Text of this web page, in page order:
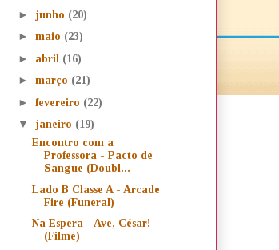
► junho (20)
► maio (23)
► abril (16)
► março (21)
► fevereiro (22)
▼ janeiro (19)
Encontro com a
Professora - Pacto de
Sangue (Doubl...
Lado B Classe A - Arcade
Fire (Funeral)
Na Espera - Ave, César!
(Filme)